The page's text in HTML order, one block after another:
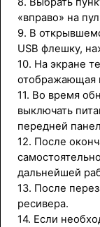
«вправо» на
9. В
USB флешку,
10. На экране
отображающая
11. Во время
выключать
передней
12. После
дальнейшей
13. После
ресивера.
14. Если